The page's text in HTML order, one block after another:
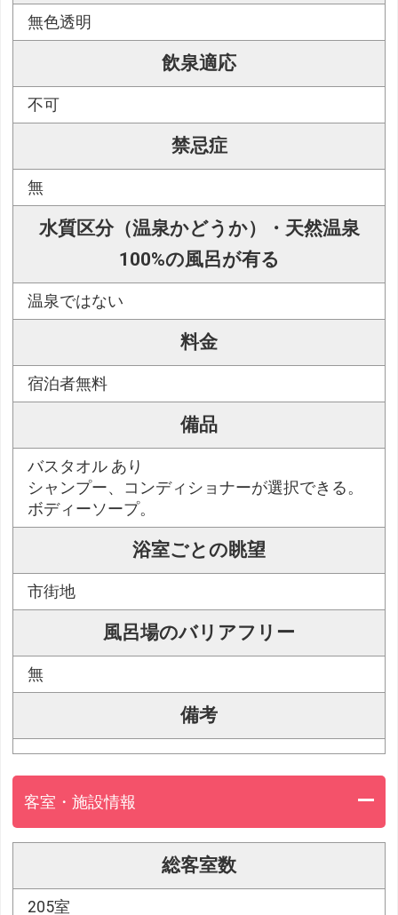
無色透明
飲泉適応
不可
禁忌症
無
水質区分（温泉かどうか）・天然温泉
100%の風呂が有る
温泉ではない
料金
宿泊者無料
備品
バスタオル あり
シャンプー、コンディショナーが選択できる。
ボディーソープ。
浴室ごとの眺望
市街地
風呂場のバリアフリー
無
備考
客室・施設情報
総客室数
205室